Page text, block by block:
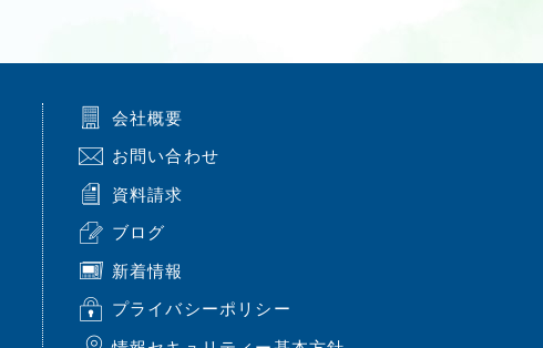
会社概要
お問い合わせ
資料請求
ブログ
新着情報
プライバシーポリシー